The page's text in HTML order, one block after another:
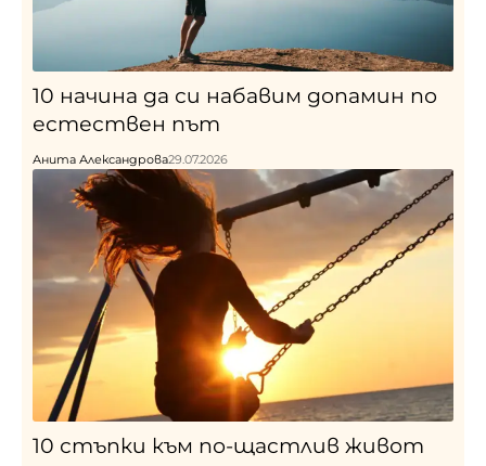
10 начина да си набавим допамин по
естествен път
Анита Александрова29.07.2026
10 стъпки към по-щастлив живот